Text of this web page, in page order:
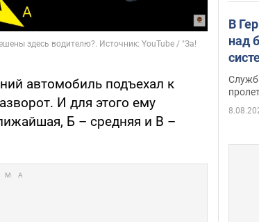
автомобиль подъехал к
И для этого ему
Б – средняя и В –
В
над